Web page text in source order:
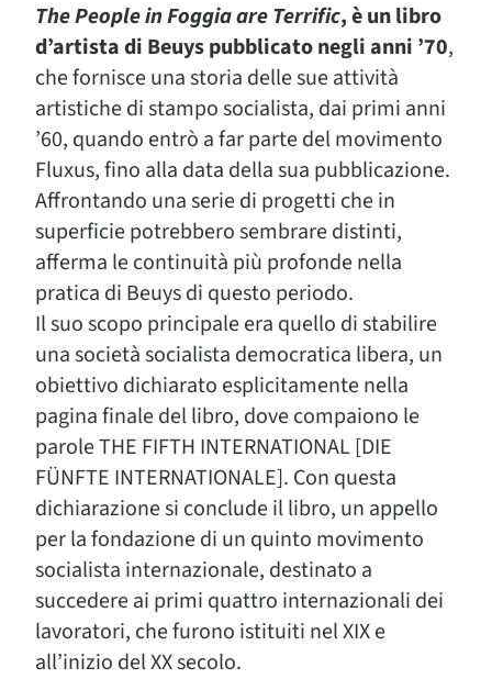
The People in Foggia are Terrific, è un libro
d’artista di Beuys pubblicato negli anni ’70,
che fornisce una storia delle sue attività
artistiche di stampo socialista, dai primi anni
’60, quando entrò a far parte del movimento
Fluxus, fino alla data della sua pubblicazione.
Affrontando una serie di progetti che in
superficie potrebbero sembrare distinti,
afferma le continuità più profonde nella
pratica di Beuys di questo periodo.
Il suo scopo principale era quello di stabilire
una società socialista democratica libera, un
obiettivo dichiarato esplicitamente nella
pagina finale del libro, dove compaiono le
parole THE FIFTH INTERNATIONAL [DIE
FÜNFTE INTERNATIONALE]. Con questa
dichiarazione si conclude il libro, un appello
per la fondazione di un quinto movimento
socialista internazionale, destinato a
succedere ai primi quattro internazionali dei
lavoratori, che furono istituiti nel XIX e
all’inizio del XX secolo.